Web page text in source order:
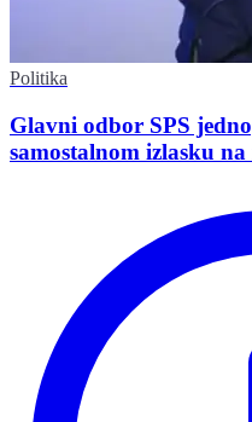
Politika
Glavni odbor SPS
samostalnom izlasku na